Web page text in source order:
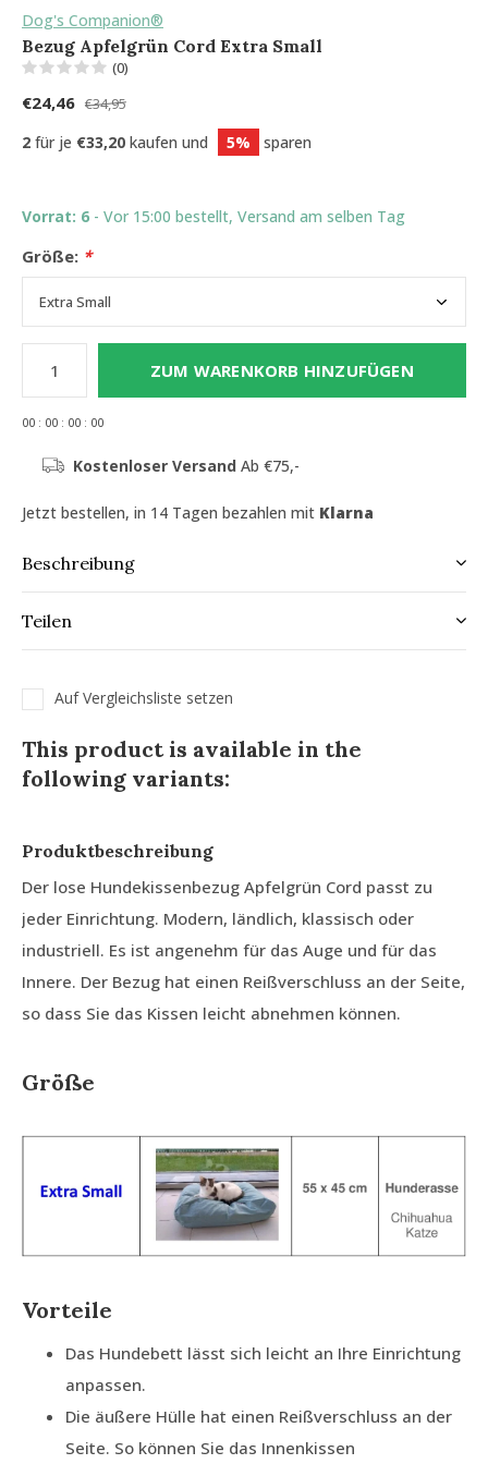
Dog's Companion®
Bezug Apfelgrün Cord Extra Small
(0)
€24,46 €34,95
2 für je €33,20 kaufen und 5% sparen
Vorrat: 6 - Vor 15:00 bestellt, Versand am selben Tag
Größe: *
ZUM WARENKORB HINZUFÜGEN
00 : 00 : 00 : 00
Kostenloser Versand Ab €75,-
Jetzt bestellen, in 14 Tagen bezahlen mit Klarna
Beschreibung
Teilen
Auf Vergleichsliste setzen
This product is available in the
following variants:
Produktbeschreibung
Der lose Hundekissenbezug Apfelgrün Cord passt zu
jeder Einrichtung. Modern, ländlich, klassisch oder
industriell. Es ist angenehm für das Auge und für das
Innere. Der Bezug hat einen Reißverschluss an der Seite,
so dass Sie das Kissen leicht abnehmen können.
Größe
Vorteile
Das Hundebett lässt sich leicht an Ihre Einrichtung
anpassen.
Die äußere Hülle hat einen Reißverschluss an der
Seite. So können Sie das Innenkissen